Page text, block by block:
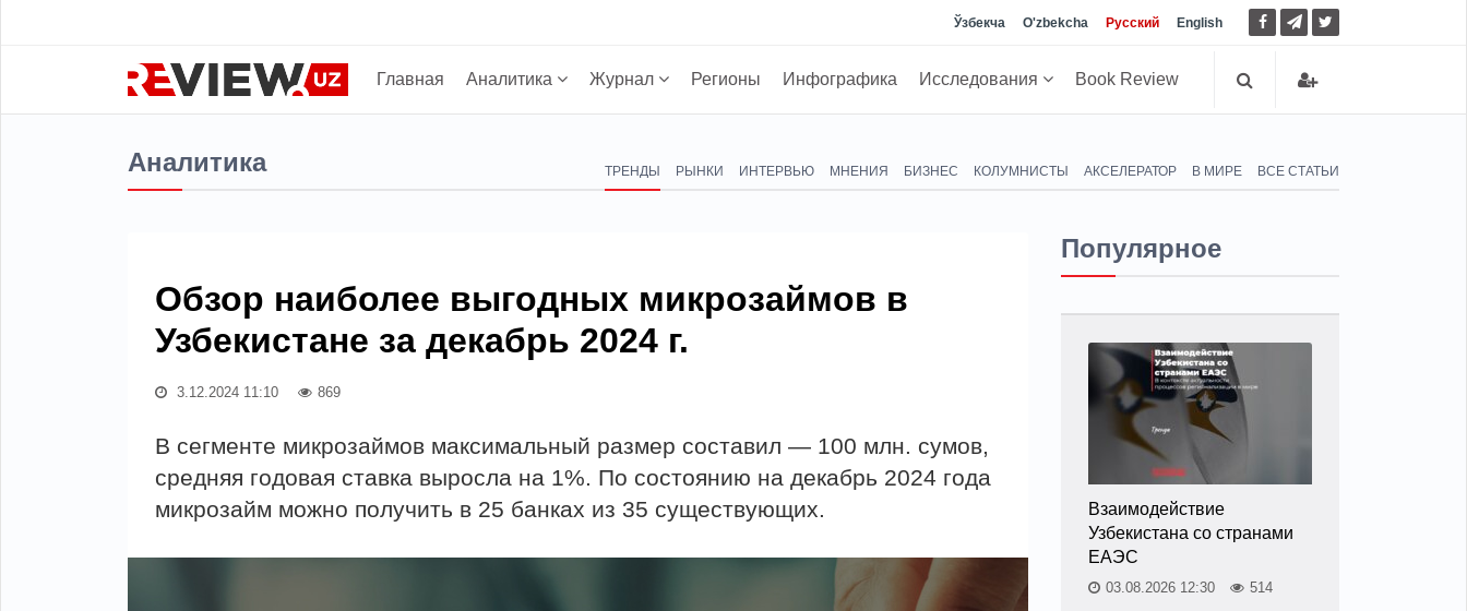
Ўзбекча O'zbekcha Русский English
Главная Аналитика Журнал Регионы Инфографика Исследования Book Review
Аналитика ТРЕНДЫ РЫНКИ ИНТЕРВЬЮ МНЕНИЯ БИЗНЕС КОЛУМНИСТЫ АКСЕЛЕРАТОР В МИРЕ ВСЕ СТАТЬИ
Обзор наиболее выгодных микрозаймов в
Узбекистане за декабрь 2024 г.
3.12.2024 11:10 869
В сегменте микрозаймов максимальный размер составил — 100 млн. сумов,
средняя годовая ставка выросла на 1%. По состоянию на декабрь 2024 года
микрозайм можно получить в 25 банках из 35 существующих.
Популярное
Взаимодействие
Узбекистана со странами
ЕАЭС
03.08.2026 12:30 514